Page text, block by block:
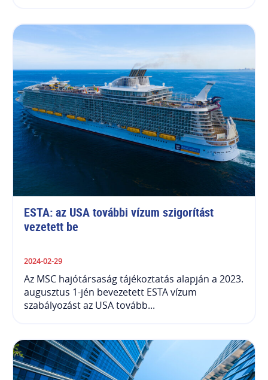
ESTA: az USA további vízum szigorítást
vezetett be
2024-02-29
Az MSC hajótársaság tájékoztatás alapján a 2023.
augusztus 1-jén bevezetett ESTA vízum
szabályozást az USA tovább...